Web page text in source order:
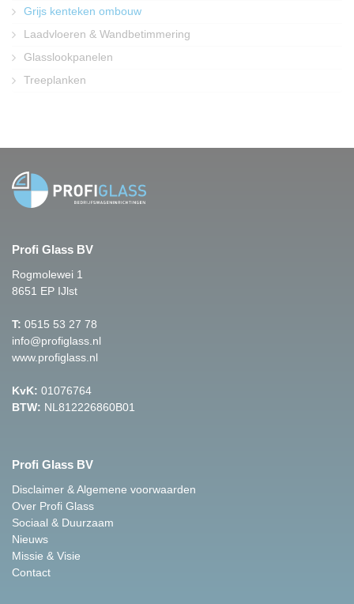
Grijs kenteken ombouw
Laadvloeren & Wandbetimmering
Glasslookpanelen
Treeplanken
Profi Glass BV
Rogmolewei 1
8651 EP IJlst
T: 0515 53 27 78
info@profiglass.nl
www.profiglass.nl
KvK: 01076764
BTW: NL812226860B01
Profi Glass BV
Disclaimer & Algemene voorwaarden
Over Profi Glass
Sociaal & Duurzaam
Nieuws
Missie & Visie
Contact